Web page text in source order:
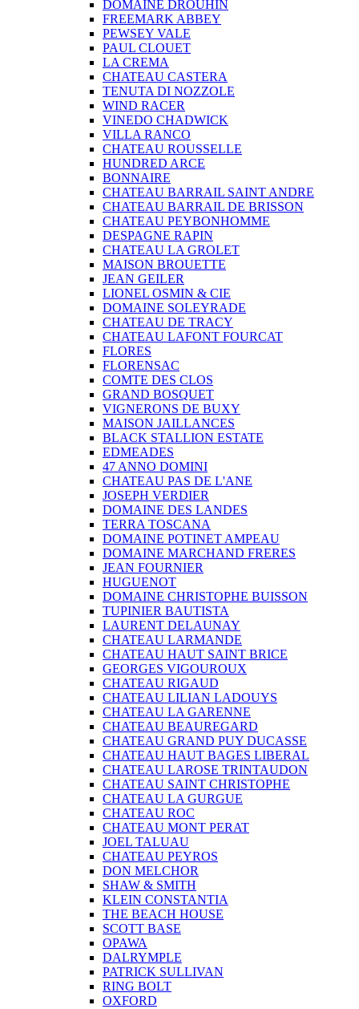
DOMAINE DROUHIN
FREEMARK ABBEY
PEWSEY VALE
PAUL CLOUET
LA CREMA
CHATEAU CASTERA
TENUTA DI NOZZOLE
WIND RACER
VINEDO CHADWICK
VILLA RANCO
CHATEAU ROUSSELLE
HUNDRED ARCE
BONNAIRE
CHATEAU BARRAIL SAINT ANDRE
CHATEAU BARRAIL DE BRISSON
CHATEAU PEYBONHOMME
DESPAGNE RAPIN
CHATEAU LA GROLET
MAISON BROUETTE
JEAN GEILER
LIONEL OSMIN & CIE
DOMAINE SOLEYRADE
CHATEAU DE TRACY
CHATEAU LAFONT FOURCAT
FLORES
FLORENSAC
COMTE DES CLOS
GRAND BOSQUET
VIGNERONS DE BUXY
MAISON JAILLANCES
BLACK STALLION ESTATE
EDMEADES
47 ANNO DOMINI
CHATEAU PAS DE L'ANE
JOSEPH VERDIER
DOMAINE DES LANDES
TERRA TOSCANA
DOMAINE POTINET AMPEAU
DOMAINE MARCHAND FRERES
JEAN FOURNIER
HUGUENOT
DOMAINE CHRISTOPHE BUISSON
TUPINIER BAUTISTA
LAURENT DELAUNAY
CHATEAU LARMANDE
CHATEAU HAUT SAINT BRICE
GEORGES VIGOUROUX
CHATEAU RIGAUD
CHATEAU LILIAN LADOUYS
CHATEAU LA GARENNE
CHATEAU BEAUREGARD
CHATEAU GRAND PUY DUCASSE
CHATEAU HAUT BAGES LIBERAL
CHATEAU LAROSE TRINTAUDON
CHATEAU SAINT CHRISTOPHE
CHATEAU LA GURGUE
CHATEAU ROC
CHATEAU MONT PERAT
JOEL TALUAU
CHATEAU PEYROS
DON MELCHOR
SHAW & SMITH
KLEIN CONSTANTIA
THE BEACH HOUSE
SCOTT BASE
OPAWA
DALRYMPLE
PATRICK SULLIVAN
RING BOLT
OXFORD